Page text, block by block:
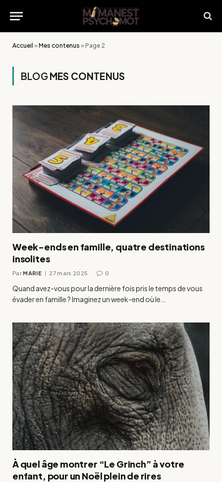
Accueil »Mes contenus »Page 2
BLOGMES CONTENUS
Week-ends en famille, quatre destinations
insolites
Par MARIE 27 mars 2025 0
Quand avez-vous pour la dernière fois pris le temps de vous
évader en famille ? Imaginez un week-end où le…
À quel âge montrer “Le Grinch” à votre
enfant, pour un Noël plein de rires